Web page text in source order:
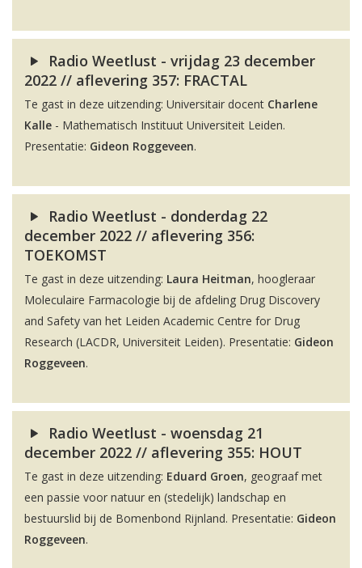
Radio Weetlust - vrijdag 23 december
2022 // aflevering 357: FRACTAL
Te gast in deze uitzending: Universitair docent Charlene
Kalle - Mathematisch Instituut Universiteit Leiden.
Presentatie: Gideon Roggeveen.
Radio Weetlust - donderdag 22
december 2022 // aflevering 356:
TOEKOMST
Te gast in deze uitzending: Laura Heitman, hoogleraar
Moleculaire Farmacologie bij de afdeling Drug Discovery
and Safety van het Leiden Academic Centre for Drug
Research (LACDR, Universiteit Leiden). Presentatie: Gideon
Roggeveen.
Radio Weetlust - woensdag 21
december 2022 // aflevering 355: HOUT
Te gast in deze uitzending: Eduard Groen, geograaf met
een passie voor natuur en (stedelijk) landschap en
bestuurslid bij de Bomenbond Rijnland. Presentatie: Gideon
Roggeveen.